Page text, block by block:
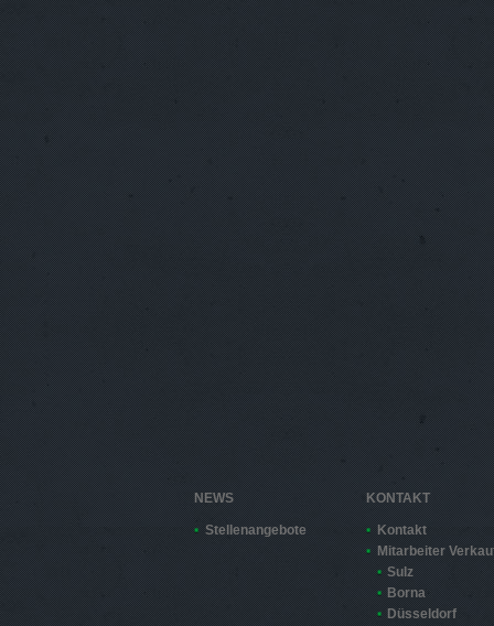
NEWS
Stellenangebote
KONTAKT
Kontakt
Mitarbeiter
Sulz
Borna
Düsseldorf